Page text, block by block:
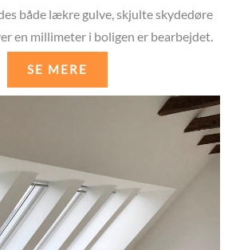
både lækre gulve, skjulte skydedøre
en millimeter i boligen er bearbejdet.
SE MERE